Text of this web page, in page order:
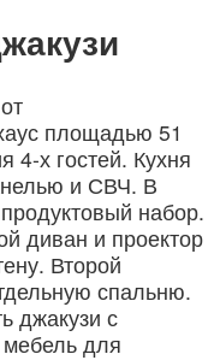
площадью 51
4-х гостей. Кухня
и СВЧ. В
набор.
диван и проектор
Второй
спальню.
джакузи с
для